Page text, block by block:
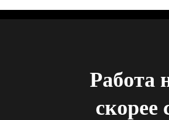
Работа
скорее